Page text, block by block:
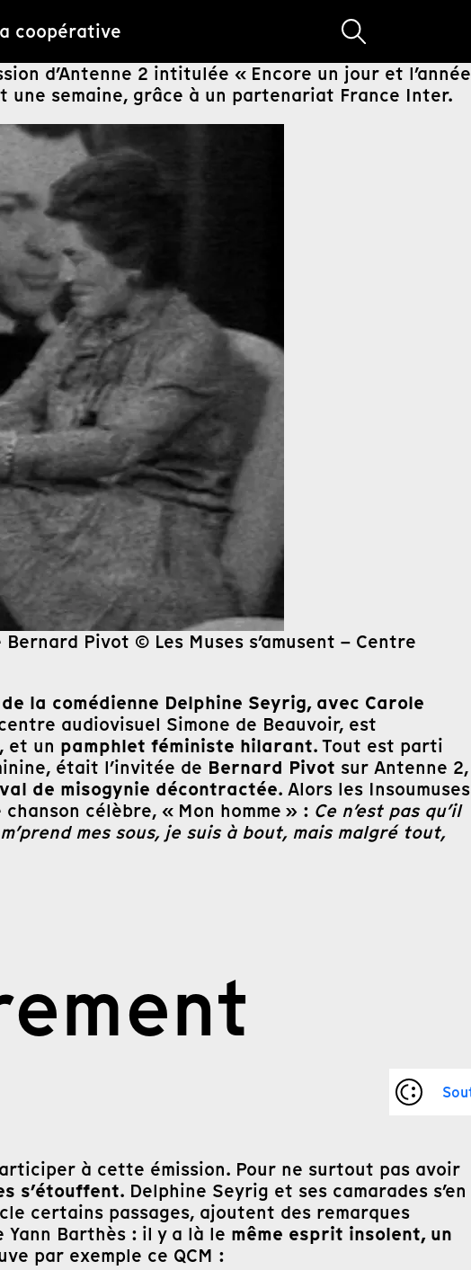
coopérative
d’Antenne 2 intitulée « Encore un jour et l’année
une semaine, grâce à un partenariat France Inter.
Pivot © Les Muses s’amusent – Centre
la comédienne Delphine Seyrig, avec Carole
audiovisuel Simone de Beauvoir, est
et un pamphlet féministe hilarant. Tout est parti
était l’invitée de Bernard Pivot sur Antenne 2,
de misogynie décontractée. Alors les Insoumuses
célèbre, « Mon homme » : Ce n’est pas qu’il
mes sous, je suis à bout, mais malgré tout,
à cette émission. Pour ne surtout pas avoir
s’étouffent. Delphine Seyrig et ses camarades s’en
certains passages, ajoutent des remarques
Yann Barthès : il y a là le même esprit insolent, un
par exemple ce QCM :